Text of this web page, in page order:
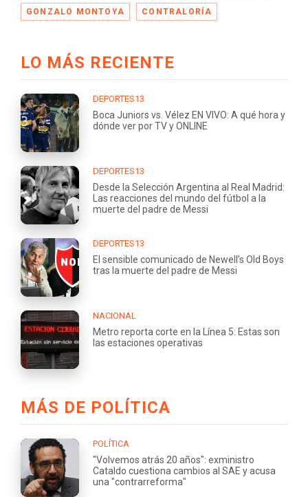
GONZALO MONTOYA CONTRALORÍA
LO MÁS RECIENTE
DEPORTES13
Boca Juniors vs. Vélez EN VIVO: A qué hora y
dónde ver por TV y ONLINE
DEPORTES13
Desde la Selección Argentina al Real Madrid:
Las reacciones del mundo del fútbol a la
muerte del padre de Messi
DEPORTES13
El sensible comunicado de Newell’s Old Boys
tras la muerte del padre de Messi
NACIONAL
Metro reporta corte en la Línea 5: Estas son
las estaciones operativas
MÁS DE POLÍTICA
POLÍTICA
"Volvemos atrás 20 años": exministro
Cataldo cuestiona cambios al SAE y acusa
una "contrarreforma"